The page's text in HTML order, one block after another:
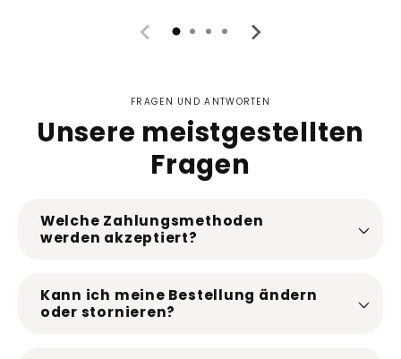
FRAGEN UND ANTWORTEN
Unsere meistgestellten
Fragen
Welche Zahlungsmethoden
werden akzeptiert?
Kann ich meine Bestellung ändern
oder stornieren?